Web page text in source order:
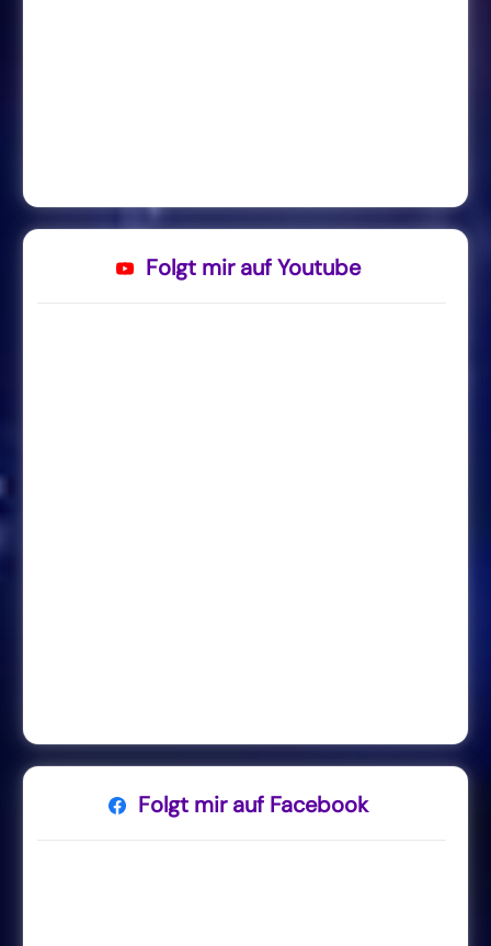
Folgt mir auf Youtube
Folgt mir auf Facebook